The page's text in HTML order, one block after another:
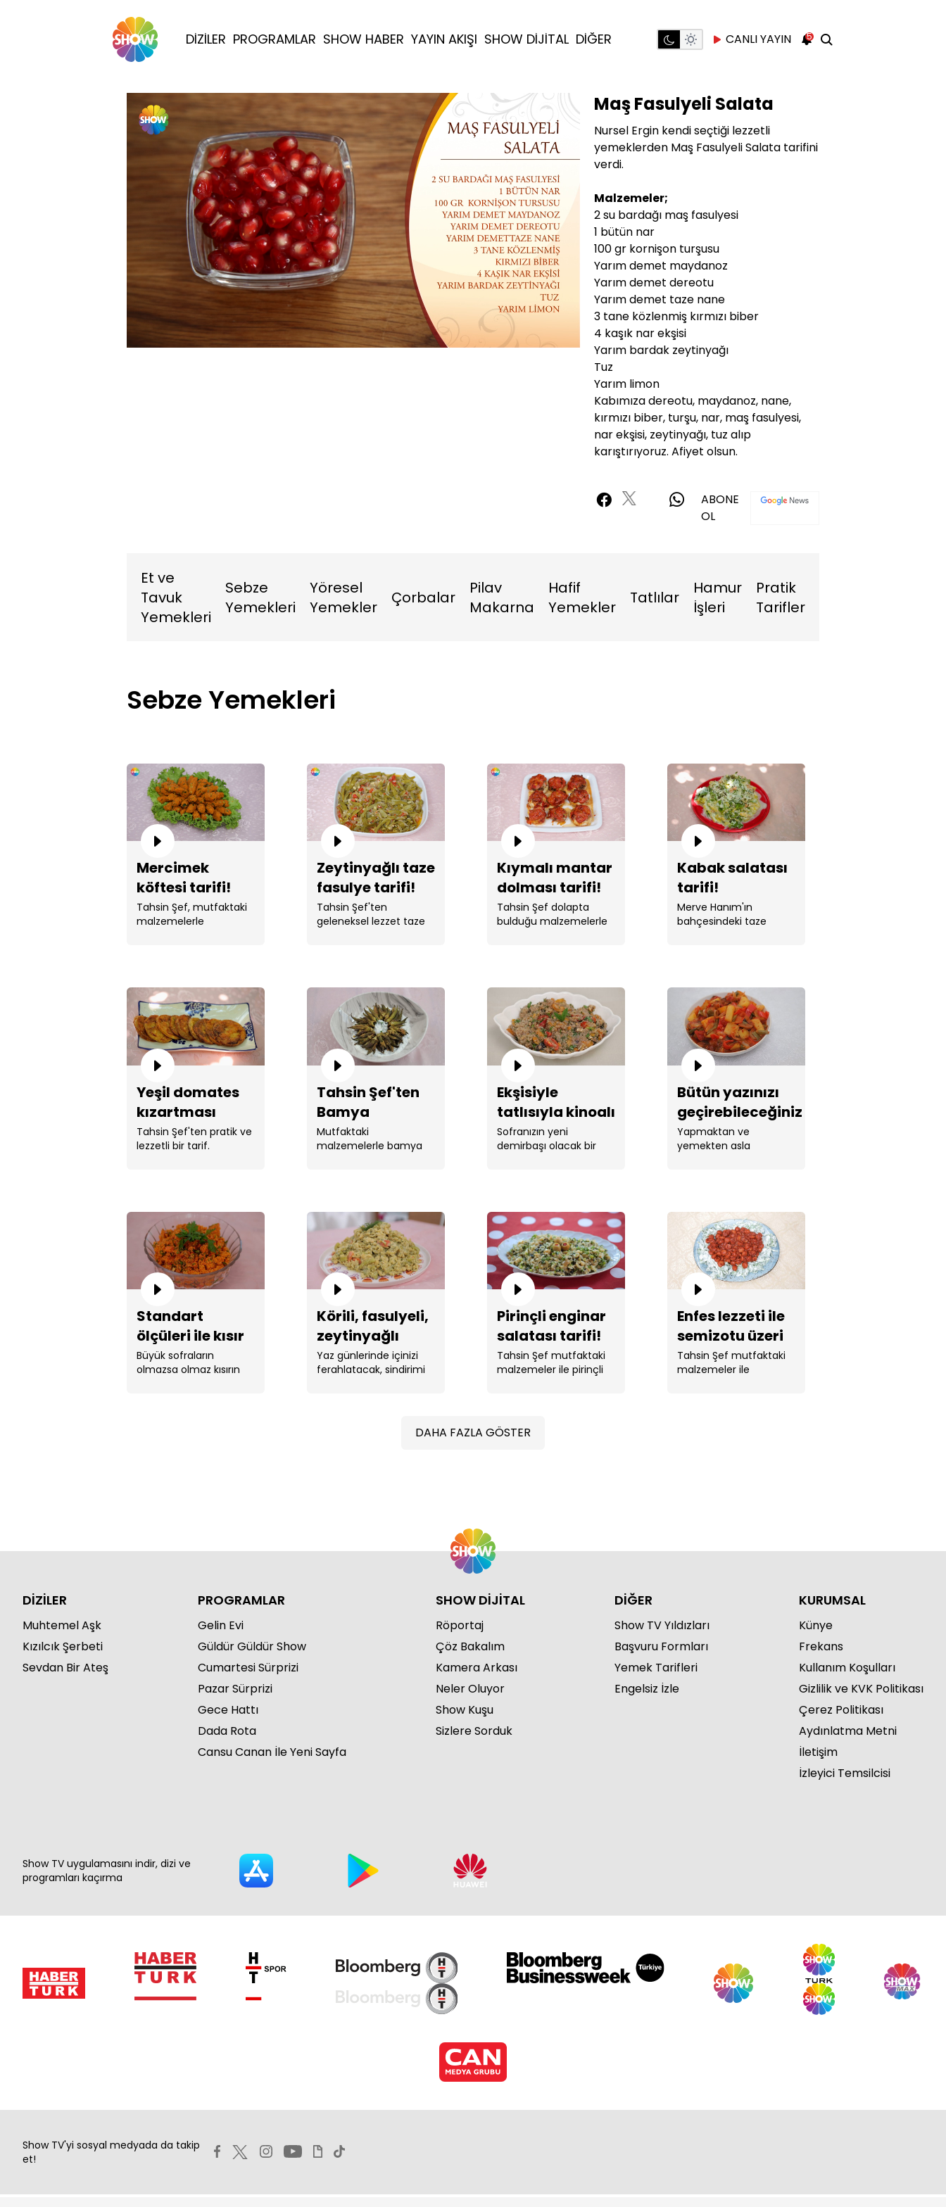
DİZİLER PROGRAMLAR SHOW HABER YAYIN AKIŞI SHOW DİJİTAL DİĞER CANLI YAYIN 5
Sesi
Aç
720P
Yüklendi
7.13%
Oynatma
Hızı
Maş Fasulyeli Salata
Nursel Ergin kendi seçtiği lezzetli
yemeklerden Maş Fasulyeli Salata tarifini
verdi.
Malzemeler;
2 su bardağı maş fasulyesi
1 bütün nar
100 gr kornişon turşusu
Yarım demet maydanoz
Yarım demet dereotu
Yarım demet taze nane
3 tane közlenmiş kırmızı biber
4 kaşık nar ekşisi
Yarım bardak zeytinyağı
Tuz
Yarım limon
Kabımıza dereotu, maydanoz, nane,
kırmızı biber, turşu, nar, maş fasulyesi,
nar ekşisi, zeytinyağı, tuz alıp
karıştırıyoruz. Afiyet olsun.
ABONE
OL
Et ve
Tavuk
Yemekleri
Sebze
Yemekleri
Yöresel
Yemekler
Çorbalar
Pilav
Makarna
Hafif
Yemekler
Tatlılar
Hamur
İşleri
Pratik
Tarifler
Sebze Yemekleri
Mercimek
köftesi tarifi!
Tahsin Şef, mutfaktaki
malzemelerle
Zeytinyağlı taze
fasulye tarifi!
Tahsin Şef'ten
geleneksel lezzet taze
Kıymalı mantar
dolması tarifi!
Tahsin Şef dolapta
bulduğu malzemelerle
Kabak salatası
tarifi!
Merve Hanım'ın
bahçesindeki taze
Yeşil domates
kızartması
tarifi!
Tahsin Şef'ten pratik ve
lezzetli bir tarif.
Tahsin Şef'ten
Bamya
Kızartması
tarifi ve püf
Mutfaktaki
malzemelerle bamya
Ekşisiyle
tatlısıyla kinoalı
kayısılı salata
tarifi!
Sofranızın yeni
demirbaşı olacak bir
Bütün yazınızı
geçirebileceğiniz
bir yemek: fırın
poşetinde lokum
Yapmaktan ve
yemekten asla
Standart
ölçüleri ile kısır
tarifi!
Büyük sofraların
olmazsa olmaz kısırın
Körili, fasulyeli,
zeytinyağlı
kabak tarifi!
Yaz günlerinde içinizi
ferahlatacak, sindirimi
Pirinçli enginar
salatası tarifi!
Tahsin Şef mutfaktaki
malzemeler ile pirinçli
Enfes lezzeti ile
semizotu üzeri
fellah köfte
tarifi!
Tahsin Şef mutfaktaki
malzemeler ile
DAHA FAZLA GÖSTER
DİZİLER
Muhtemel Aşk
Kızılcık Şerbeti
Sevdan Bir Ateş
PROGRAMLAR
Gelin Evi
Güldür Güldür Show
Cumartesi Sürprizi
Pazar Sürprizi
Gece Hattı
Dada Rota
Cansu Canan İle Yeni Sayfa
SHOW DİJİTAL
Röportaj
Çöz Bakalım
Kamera Arkası
Neler Oluyor
Show Kuşu
Sizlere Sorduk
DİĞER
Show TV Yıldızları
Başvuru Formları
Yemek Tarifleri
Engelsiz İzle
KURUMSAL
Künye
Frekans
Kullanım Koşulları
Gizlilik ve KVK Politikası
Çerez Politikası
Aydınlatma Metni
İletişim
İzleyici Temsilcisi
Show TV uygulamasını indir, dizi ve
programları kaçırma
Show TV'yi sosyal medyada da takip
et!